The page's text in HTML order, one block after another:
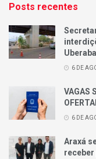
Posts recentes
6 DE
VAGAS
6 DE
Araxá